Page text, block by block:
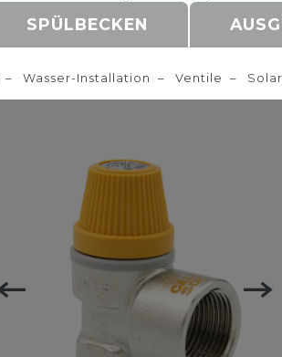
SPÜLBECKEN
Wasser-Installation Ventile